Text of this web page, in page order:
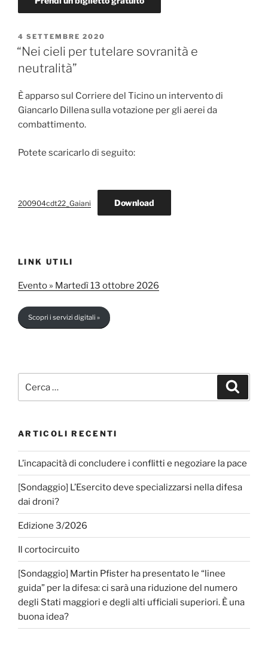
PUBBLICATO
IL
4 SETTEMBRE 2020
“Nei cieli per tutelare sovranità e
neutralità”
È apparso sul Corriere del Ticino un intervento di
Giancarlo Dillena sulla votazione per gli aerei da
combattimento.
Potete scaricarlo di seguito:
200904cdt22_Gaiani Download
LINK UTILI
Evento » Martedì 13 ottobre 2026
Scopri i servizi digitali »
ARTICOLI RECENTI
L’incapacità di concludere i conflitti e negoziare la pace
[Sondaggio] L’Esercito deve specializzarsi nella difesa
dai droni?
Edizione 3/2026
Il cortocircuito
[Sondaggio] Martin Pfister ha presentato le “linee
guida” per la difesa: ci sarà una riduzione del numero
degli Stati maggiori e degli alti ufficiali superiori. È una
buona idea?